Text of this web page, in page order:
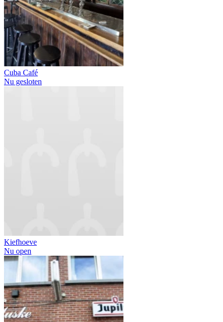
Cuba Café
Nu gesloten
Kiefhoeve
Nu open